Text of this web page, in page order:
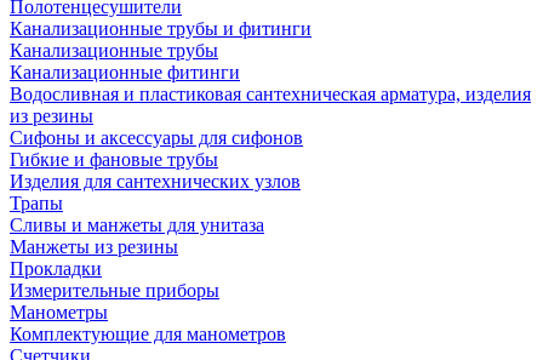
Полотенцесушители
Канализационные трубы и фитинги
Канализационные трубы
Канализационные фитинги
Водосливная и пластиковая сантехническая арматура, изделия
из резины
Сифоны и аксессуары для сифонов
Гибкие и фановые трубы
Изделия для сантехнических узлов
Трапы
Сливы и манжеты для унитаза
Манжеты из резины
Прокладки
Измерительные приборы
Манометры
Комплектующие для манометров
Счетчики